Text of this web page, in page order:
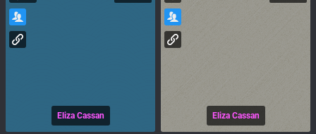
Eliza Cassan Eliza Cassan